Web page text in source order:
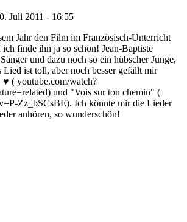
Juli 2011 - 16:55
Jahr den Film im Französisch-Unterricht
finde ihn ja so schön! Jean-Baptiste
und dazu noch so ein hübscher Junge,
ist toll, aber noch besser gefällt mir
♥ ( youtube.com/watch?
und "Vois sur ton chemin" (
Zz_bSCsBE). Ich könnte mir die Lieder
anhören, so wunderschön!